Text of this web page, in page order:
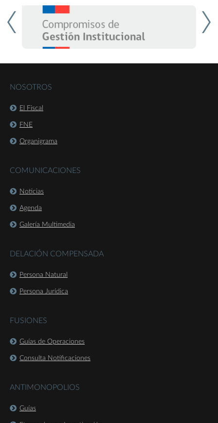
NOSOTROS
El Fiscal
FNE
Organigrama
COMUNICACIONES
Noticias
Agenda
Galería Multimedia
DELACIÓN COMPENSADA
Persona Natural
Persona Jurídica
FUSIONES
Guías de Operaciones
Consulta Notificaciones
ANTIMONOPOLIOS
Guías